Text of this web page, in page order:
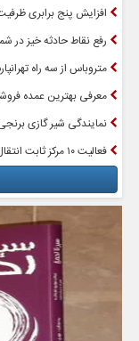
افزایش پنج برابری
رفع نقاط حادثه خیز در
متروباس از سه راه
معرفی بهترین عمده
نمایندگی شیر گازی
فعالیت ۱۰ مرکز ثابت انتقال خون در سطح استان تهران